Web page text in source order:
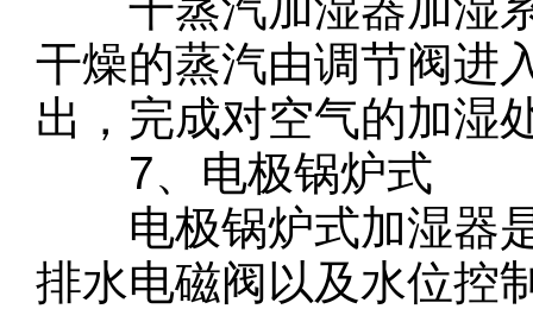
干燥的蒸汽由调节阀进
出，完成对空气的加湿
7、电极锅炉式
电极锅炉式加湿器是
排水电磁阀以及水位控